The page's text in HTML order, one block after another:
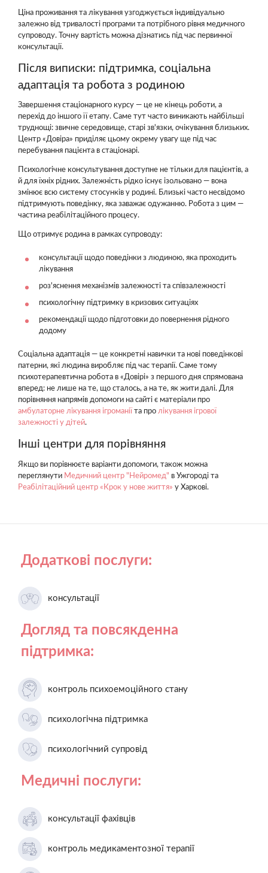
Ціна проживання та лікування узгоджується індивідуально
залежно від тривалості програми та потрібного рівня медичного
супроводу. Точну вартість можна дізнатись під час первинної
консультації.
Після виписки: підтримка, соціальна
адаптація та робота з родиною
Завершення стаціонарного курсу — це не кінець роботи, а
перехід до іншого її етапу. Саме тут часто виникають найбільші
труднощі: звичне середовище, старі зв'язки, очікування близьких.
Центр «Довіра» приділяє цьому окрему увагу ще під час
перебування пацієнта в стаціонарі.
Психологічне консультування доступне не тільки для пацієнтів, а
й для їхніх рідних. Залежність рідко існує ізольовано — вона
змінює всю систему стосунків у родині. Близькі часто несвідомо
підтримують поведінку, яка заважає одужанню. Робота з цим —
частина реабілітаційного процесу.
Що отримує родина в рамках супроводу:
консультації щодо поведінки з людиною, яка проходить
лікування
роз'яснення механізмів залежності та співзалежності
психологічну підтримку в кризових ситуаціях
рекомендації щодо підготовки до повернення рідного
додому
Соціальна адаптація — це конкретні навички та нові поведінкові
патерни, які людина виробляє під час терапії. Саме тому
психотерапевтична робота в «Довірі» з першого дня спрямована
вперед: не лише на те, що сталось, а на те, як жити далі. Для
порівняння напрямів допомоги на сайті є матеріали про
амбулаторне лікування ігроманії та про лікування ігрової
залежності у дітей.
Інші центри для порівняння
Якщо ви порівнюєте варіанти допомоги, також можна
переглянути Медичний центр "Нейромед" в Ужгороді та
Реабілітаційний центр «Крок у нове життя» у Харкові.
Додаткові послуги:
консультації
Догляд та повсякденна
підтримка:
контроль психоемоційного стану
психологічна підтримка
психологічний супровід
Медичні послуги:
консультації фахівців
контроль медикаментозної терапії